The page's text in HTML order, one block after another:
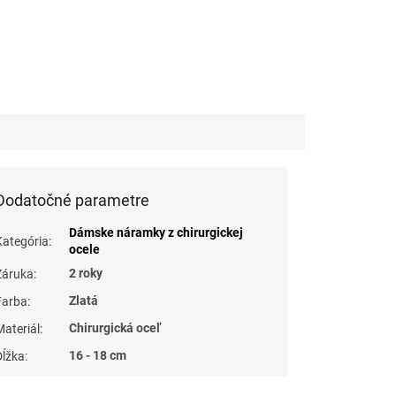
parametre
:
Dámske náramky z chirurgickej
ocele
:
2 roky
:
Zlatá
:
Chirurgická oceľ
: 16 - 18 cm